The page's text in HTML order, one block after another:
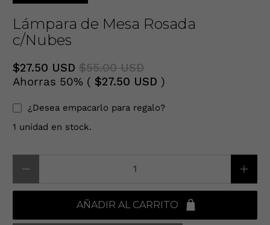
Lámpara de Mesa Rosada
c/Nubes
$27.50 USD $55.00 USD
Ahorras 50% ( $27.50 USD )
¿Desea empacarlo para regalo?
1 unidad en stock.
AÑADIR AL CARRITO